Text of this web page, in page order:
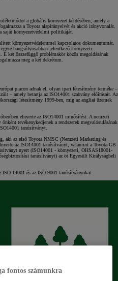
a globális környezet kérdésében, amely a
a Toyota alapirányelvét és akció irányvonalát.
saját környezetvédelmi politikáját.
környezetvédelemmel kapcsolatos dokumentumát.
hangsúlyosabban jelentkező környezeti
két összefüggő problémakör közös megoldásának
meg a két dekrétum.
piacon adnak el, olyan ipari létesítmény terméke –
– amely betartja az ISO14001 szabvány előírásait. Az
létesítmény 1999-ben, míg az angliai üzemek
elnyerte az ISO14001 minősítést. A nemzeti
tevékenykedjenek a rendszerek megvalósulásának
tanúsítványt.
aki az első Toyota NMSC (Nemzeti Marketing és
az ISO14001 tanúsítványt; valamint a Toyota GB
nyert (ISO14001 - környezeti, OHSAS18001-
tanúsítványt) az öt Egyesült Királyságbeli
14001 és az ISO 9001 tanúsítványokat.
fontos számunkra